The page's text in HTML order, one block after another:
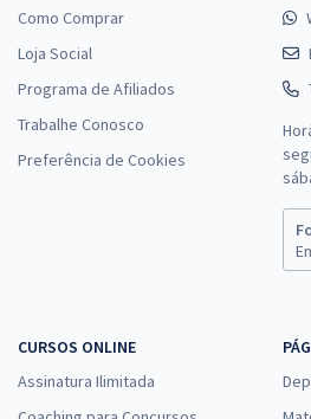
Como Comprar
Loja Social
Programa de Afiliados
Trabalhe Conosco
Preferência de Cookies
CURSOS ONLINE
Assinatura Ilimitada